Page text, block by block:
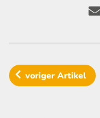
vorigerArtikel